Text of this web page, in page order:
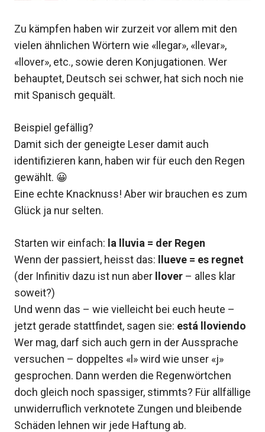
Zu kämpfen haben wir zurzeit vor allem mit den
vielen ähnlichen Wörtern wie «llegar», «llevar»,
«llover», etc., sowie deren Konjugationen. Wer
behauptet, Deutsch sei schwer, hat sich noch nie
mit Spanisch gequält.
Beispiel gefällig?
Damit sich der geneigte Leser damit auch
identifizieren kann, haben wir für euch den Regen
gewählt. 😀
Eine echte Knacknuss! Aber wir brauchen es zum
Glück ja nur selten.
Starten wir einfach: la lluvia = der Regen
Wenn der passiert, heisst das: llueve = es regnet
(der Infinitiv dazu ist nun aber llover – alles klar
soweit?)
Und wenn das – wie vielleicht bei euch heute –
jetzt gerade stattfindet, sagen sie: está lloviendo
Wer mag, darf sich auch gern in der Aussprache
versuchen – doppeltes «l» wird wie unser «j»
gesprochen. Dann werden die Regenwörtchen
doch gleich noch spassiger, stimmts? Für allfällige
unwiderruflich verknotete Zungen und bleibende
Schäden lehnen wir jede Haftung ab.